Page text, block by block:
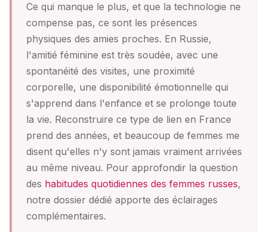
Ce qui manque le plus, et que la technologie ne
compense pas, ce sont les présences
physiques des amies proches. En Russie,
l'amitié féminine est très soudée, avec une
spontanéité des visites, une proximité
corporelle, une disponibilité émotionnelle qui
s'apprend dans l'enfance et se prolonge toute
la vie. Reconstruire ce type de lien en France
prend des années, et beaucoup de femmes me
disent qu'elles n'y sont jamais vraiment arrivées
au même niveau. Pour approfondir la question
des habitudes quotidiennes des femmes russes,
notre dossier dédié apporte des éclairages
complémentaires.